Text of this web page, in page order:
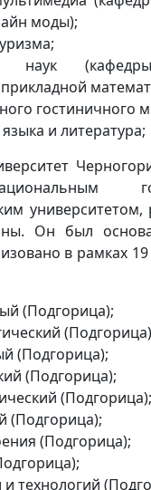
моды);
наук
гостиничного
и литература;
Он был
в рамках 19
(Подгорица);
(Подгорица);
(Подгорица);
(Подгорица);
(Подгорица);
(Подгорица);
и технологий